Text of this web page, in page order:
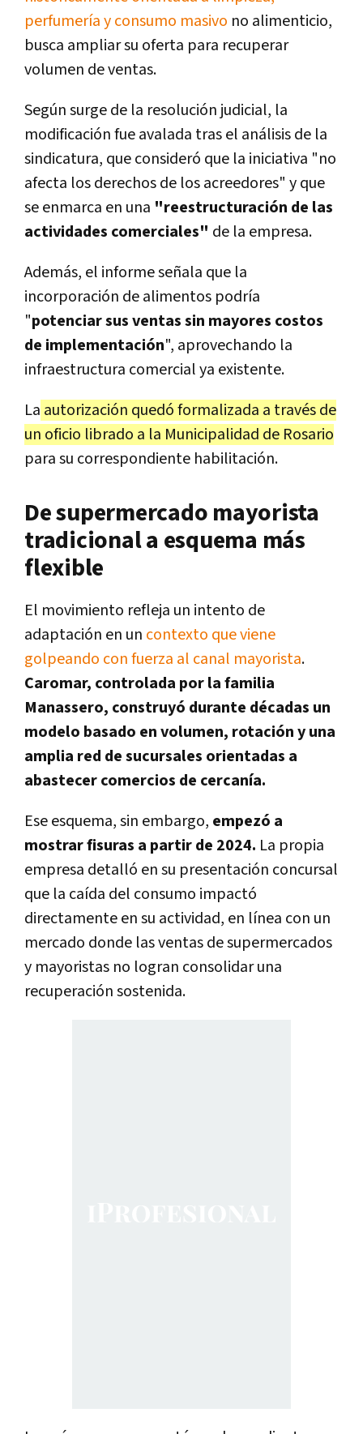
perfumería y consumo masivo no alimenticio,
busca ampliar su oferta para recuperar
volumen de ventas.
Según surge de la resolución judicial, la
modificación fue avalada tras el análisis de la
sindicatura, que consideró que la iniciativa "no
afecta los derechos de los acreedores" y que
se enmarca en una "reestructuración de las
actividades comerciales" de la empresa.
Además, el informe señala que la
incorporación de alimentos podría
"potenciar sus ventas sin mayores costos
de implementación", aprovechando la
infraestructura comercial ya existente.
La autorización quedó formalizada a través de
un oficio librado a la Municipalidad de Rosario
para su correspondiente habilitación.
De supermercado mayorista
tradicional a esquema más
flexible
El movimiento refleja un intento de
adaptación en un contexto que viene
golpeando con fuerza al canal mayorista.
Caromar, controlada por la familia
Manassero, construyó durante décadas un
modelo basado en volumen, rotación y una
amplia red de sucursales orientadas a
abastecer comercios de cercanía.
Ese esquema, sin embargo, empezó a
mostrar fisuras a partir de 2024. La propia
empresa detalló en su presentación concursal
que la caída del consumo impactó
directamente en su actividad, en línea con un
mercado donde las ventas de supermercados
y mayoristas no logran consolidar una
recuperación sostenida.